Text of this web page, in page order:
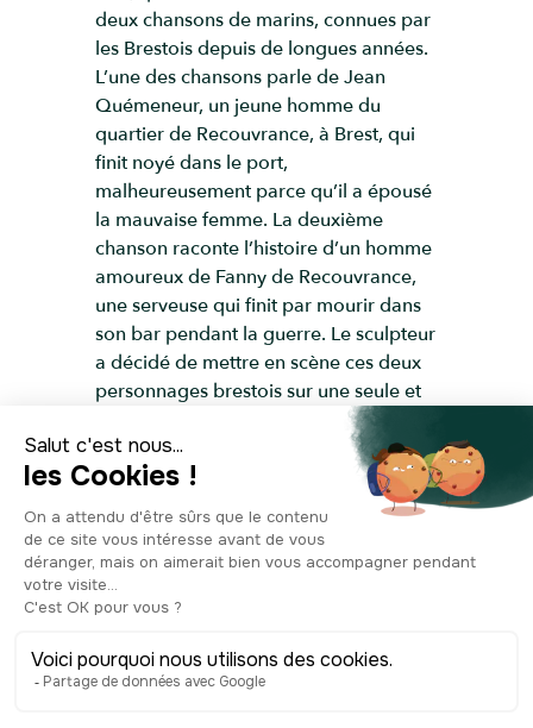
deux chansons de marins, connues par
les Brestois depuis de longues années.
L’une des chansons parle de Jean
Quémeneur, un jeune homme du
quartier de Recouvrance, à Brest, qui
finit noyé dans le port,
malheureusement parce qu’il a épousé
la mauvaise femme. La deuxième
chanson raconte l’histoire d’un homme
amoureux de Fanny de Recouvrance,
une serveuse qui finit par mourir dans
son bar pendant la guerre. Le sculpteur
a décidé de mettre en scène ces deux
personnages brestois sur une seule et
même statue, illustrant Fanny de
Laninon et Jean Quémeneur d’une
façon plutôt symbolique : Fanny retient
Jean et l’empêche de tomber dans le
port, où, d’après la chanson, il s’est
noyé.